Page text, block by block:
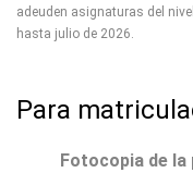
adeuden asignaturas del
hasta julio de 2026.
Para
Fotocopia de